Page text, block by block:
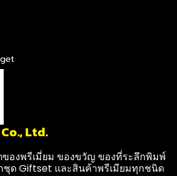
Ltd.
องพรีเมี่ยม ของขวัญ ของที่ระลึกพิมพ์
ชุด Giftset และสินค้าพรีเมียมทุกชนิด